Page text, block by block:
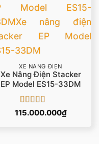
XE NÂNG ĐIỆN
Xe Nâng Điện Stacker
EP Model ES15-33DM
Được xếp
115.000.000₫